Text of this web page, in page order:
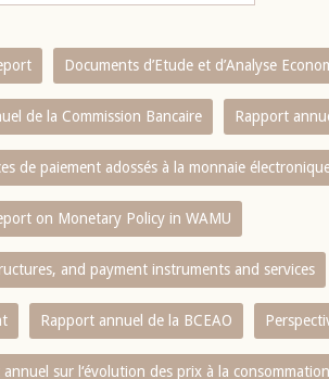
Documents d’Etude et d’Analyse
de la Commission Bancaire Rapport
de paiement adossés à la monnaie
on Monetary Policy in WAMU
and payment instruments and services
Rapport annuel de la BCEAO
sur l‘évolution des prix à la